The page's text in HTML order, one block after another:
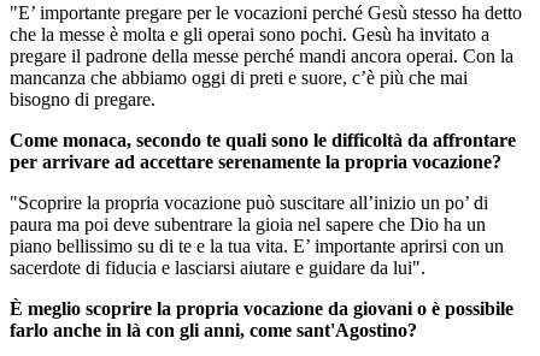
"E’ importante pregare per le vocazioni perché Gesù stesso ha detto
che la messe è molta e gli operai sono pochi. Gesù ha invitato a
pregare il padrone della messe perché mandi ancora operai. Con la
mancanza che abbiamo oggi di preti e suore, c’è più che mai
bisogno di pregare.
Come monaca, secondo te quali sono le difficoltà da affrontare
per arrivare ad accettare serenamente la propria vocazione?
"Scoprire la propria vocazione può suscitare all’inizio un po’ di
paura ma poi deve subentrare la gioia nel sapere che Dio ha un
piano bellissimo su di te e la tua vita. E’ importante aprirsi con un
sacerdote di fiducia e lasciarsi aiutare e guidare da lui".
È meglio scoprire la propria vocazione da giovani o è possibile
farlo anche in là con gli anni, come sant'Agostino?